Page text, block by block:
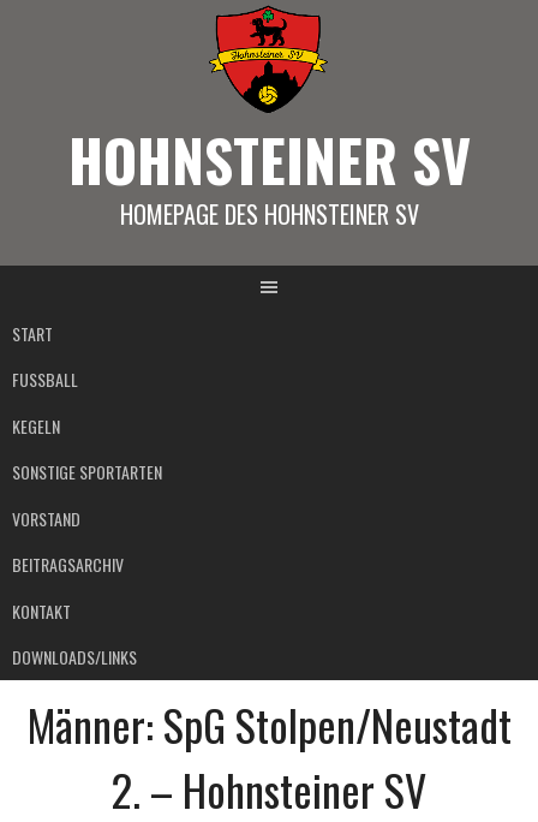
HOHNSTEINER SV
HOMEPAGE DES HOHNSTEINER SV
START
FUSSBALL
KEGELN
SONSTIGE SPORTARTEN
VORSTAND
BEITRAGSARCHIV
KONTAKT
DOWNLOADS/LINKS
Männer: SpG Stolpen/Neustadt
2. – Hohnsteiner SV